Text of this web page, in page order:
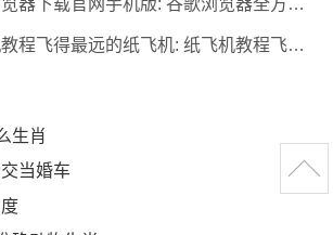
飞得最远的纸飞机: 纸飞机教程飞得最远的纸飞机教程
生肖
当婚车